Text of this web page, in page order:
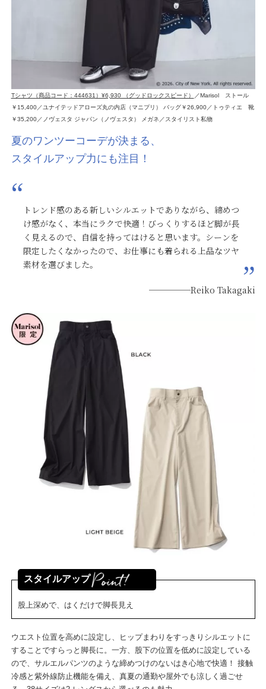
Tシャツ（商品コード：444631）¥6,930 （グッドロックスピード）
／Marisol ストール
￥15,400／ユナイテッドアローズ丸の内店（マニプリ） バッグ￥26,900／トゥティエ 靴
￥35,200／ノヴェスタ ジャパン（ノヴェスタ） メガネ／スタイリスト私物
夏のワンツーコーデが決まる、
スタイルアップ力にも注目！
トレンド感のある新しいシルエットでありながら、締めつ
け感がなく、本当にラクで快適！びっくりするほど脚が長
く見えるので、自信を持ってはけると思います。シーンを
限定したくなかったので、お仕事にも着られる上品なツヤ
素材を選びました。
─────Reiko Takagaki
スタイルアップ
股上深めで、はくだけで脚長見え
ウエスト位置を高めに設定し、ヒップまわりをすっきりシルエットに
することですらっと脚長に。一方、股下の位置を低めに設定している
ので、サルエルパンツのような締めつけのないはき心地で快適！ 接触
冷感と紫外線防止機能を備え、真夏の通勤や屋外でも涼しく過ごせ